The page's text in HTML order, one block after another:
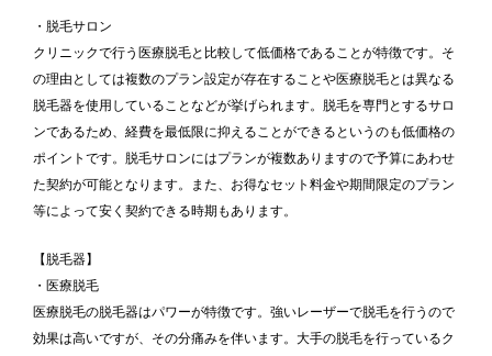
・脱毛サロン
クリニックで行う医療脱毛と比較して低価格であることが特徴です。そ
の理由としては複数のプラン設定が存在することや医療脱毛とは異なる
脱毛器を使用していることなどが挙げられます。脱毛を専門とするサロ
ンであるため、経費を最低限に抑えることができるというのも低価格の
ポイントです。脱毛サロンにはプランが複数ありますので予算にあわせ
た契約が可能となります。また、お得なセット料金や期間限定のプラン
等によって安く契約できる時期もあります。
【脱毛器】
・医療脱毛
医療脱毛の脱毛器はパワーが特徴です。強いレーザーで脱毛を行うので
効果は高いですが、その分痛みを伴います。大手の脱毛を行っているク